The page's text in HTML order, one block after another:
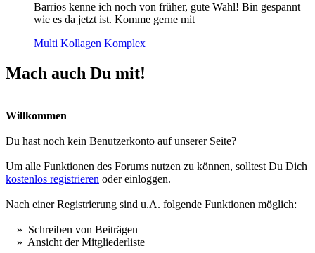
Barrios kenne ich noch von früher, gute Wahl! Bin gespannt
wie es da jetzt ist. Komme gerne mit
Multi Kollagen Komplex
Mach auch Du mit!
Willkommen
Du hast noch kein Benutzerkonto auf unserer Seite?
Um alle Funktionen des Forums nutzen zu können, solltest Du Dich
kostenlos registrieren oder einloggen.
Nach einer Registrierung sind u.A. folgende Funktionen möglich:
» Schreiben von Beiträgen
» Ansicht der Mitgliederliste